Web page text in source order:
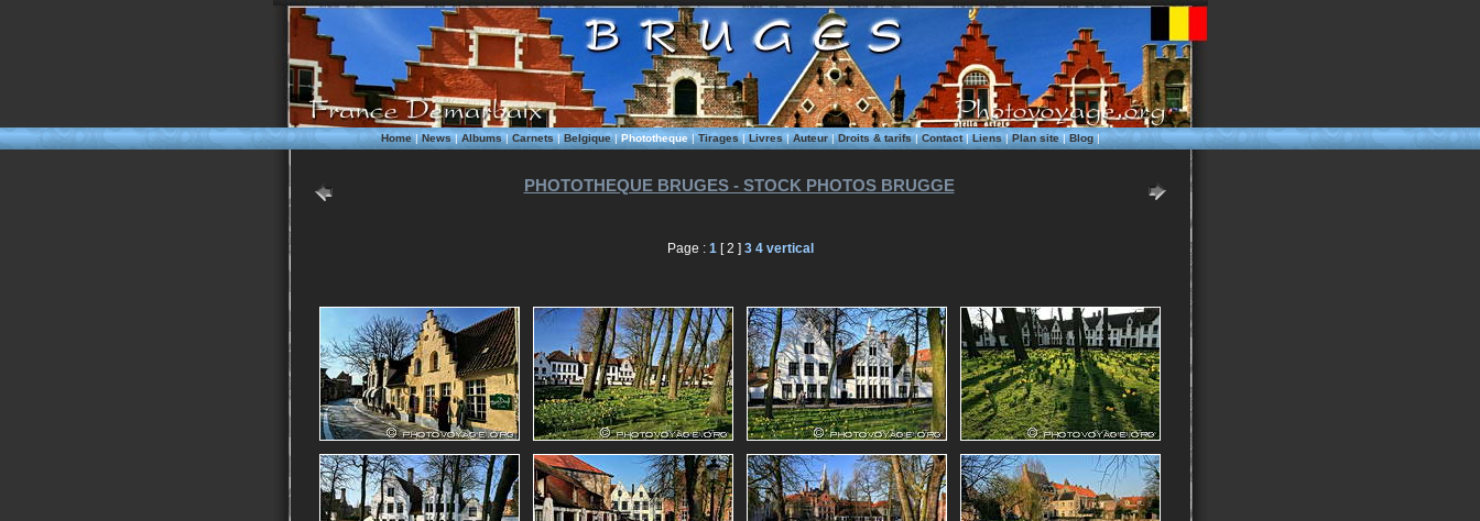
Home|News| Albums| Carnets|Belgique|Phototheque|Tirages|Livres|Auteur|Droits & tarifs|Contact|Liens|Plan site|Blog|
PHOTOTHEQUE BRUGES - STOCK PHOTOS BRUGGE
Page : 1[ 2 ] 3 4 vertical